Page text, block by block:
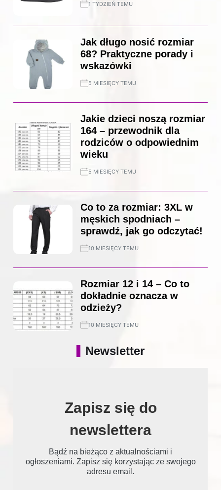
1 TYDZIEŃ TEMU
Jak długo nosić rozmiar
68? Praktyczne porady i
wskazówki
5 MIESIĘCY TEMU
Jakie dzieci noszą rozmiar
164 – przewodnik dla
rodziców o odpowiednim
wieku
5 MIESIĘCY TEMU
Co to za rozmiar: 3XL w
męskich spodniach –
sprawdź, jak go odczytać!
10 MIESIĘCY TEMU
Rozmiar 12 i 14 – Co to
dokładnie oznacza w
odzieży?
10 MIESIĘCY TEMU
Newsletter
Zapisz się do
newslettera
Bądź na bieżąco z aktualnościami i
ogłoszeniami. Zapisz się korzystając ze swojego
adresu email.